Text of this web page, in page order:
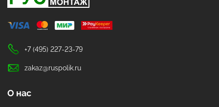
+7 (495) 227-23-79
zakaz@ruspolik.ru
О нас